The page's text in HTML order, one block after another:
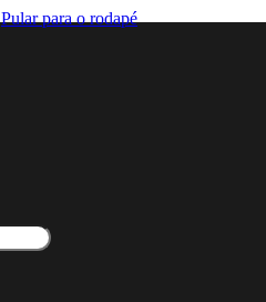
Pular para o rodapé